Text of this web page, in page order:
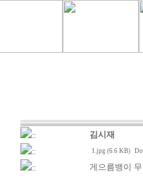
::
김시재
::
1.jpg (6.6 KB)
:: 게으름뱅이